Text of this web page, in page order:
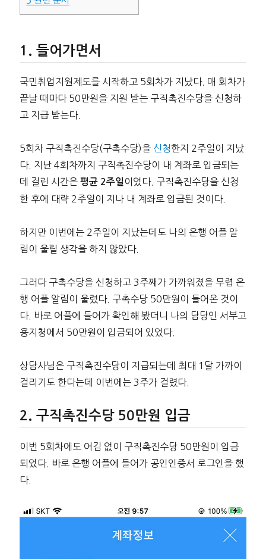
들어가면서
국민취업지원제도를 시작하고 5회차가 지났다. 매 회차가
끝날 때마다 50만원을 지원 받는 구직촉진수당을 신청하
고 지급 받는다.
5회차 구직촉진수당(구촉수당)을 신청한지 2주일이 지났
다. 지난 4회차까지 구직촉진수당이 내 계좌로 입금되는
데 걸린 시간은 평균 2주일 이었다. 구직촉진수당을 신청
한 후에 대략 2주일이 지나 내 계좌로 입금된 것이다.
하지만 이번에는 2주일이 지났는데도 나의 은행 어플 알
림이 울릴 생각을 하지 않았다.
그러다 구촉수당을 신청하고 3주째가 가까워졌을 무렵 은
행 어플 알림이 울렸다. 구촉수당 50만원이 들어온 것이
다. 바로 어플에 들어가 확인해 봤더니 나의 담당인 서부고
용지청에서 50만원이 입금되어 있었다.
상담사님은 구직촉진수당이 지급되는데 최대 1달 가까이
걸리기도 한다는데 이번에는 3주가 걸렸다.
구직촉진수당 50만원 입금
이번 5회차에도 어김 없이 구직촉진수당 50만원이 입금
되었다. 바로 은행 어플에 들어가 공인인증서 로그인을 했
다.